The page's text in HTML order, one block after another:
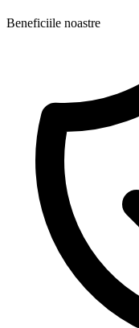
Beneficiile noastre